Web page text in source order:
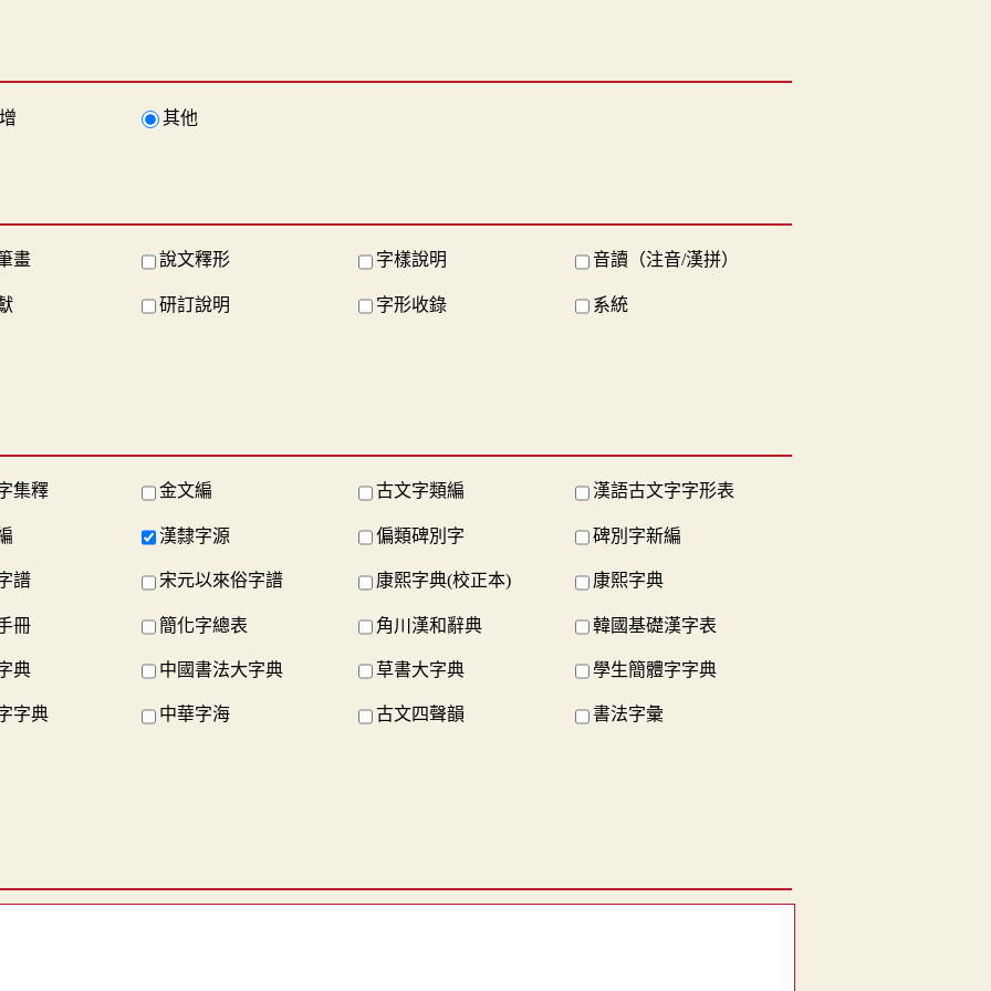
其他
畫 說文釋形 字樣說明 音讀（注音/漢拼）
研訂說明 字形收錄 系統
集釋 金文編 古文字類編 漢語古文字字形表
漢隸字源 偏類碑別字 碑別字新編
譜 宋元以來俗字譜 康熙字典(校正本) 康熙字典
冊 簡化字總表 角川漢和辭典 韓國基礎漢字表
典 中國書法大字典 草書大字典 學生簡體字字典
字典 中華字海 古文四聲韻 書法字彙